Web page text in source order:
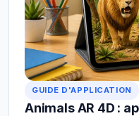
GUIDE D'APPLICATION
Animals AR 4D :